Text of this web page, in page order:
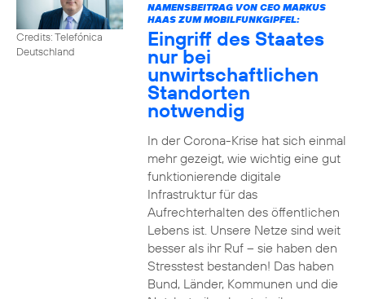
Credits: Telefónica
Deutschland
NAMENSBEITRAG VON CEO MARKUS
HAAS ZUM MOBILFUNKGIPFEL:
Eingriff des Staates
nur bei
unwirtschaftlichen
Standorten
notwendig
In der Corona-Krise hat sich einmal
mehr gezeigt, wie wichtig eine gut
funktionierende digitale
Infrastruktur für das
Aufrechterhalten des öffentlichen
Lebens ist. Unsere Netze sind weit
besser als ihr Ruf – sie haben den
Stresstest bestanden! Das haben
Bund, Länder, Kommunen und die